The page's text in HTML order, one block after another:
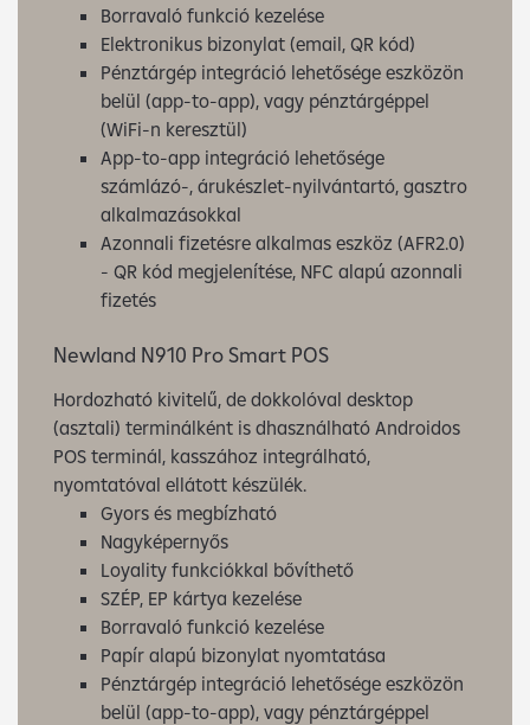
Borravaló funkció kezelése
Elektronikus bizonylat (email, QR kód)
Pénztárgép integráció lehetősége eszközön
belül (app-to-app), vagy pénztárgéppel
(WiFi-n keresztül)
App-to-app integráció lehetősége
számlázó-, árukészlet-nyilvántartó, gasztro
alkalmazásokkal
Azonnali fizetésre alkalmas eszköz (AFR2.0)
- QR kód megjelenítése, NFC alapú azonnali
fizetés
Newland N910 Pro Smart POS
Hordozható kivitelű, de dokkolóval desktop
(asztali) terminálként is dhasználható Androidos
POS terminál, kasszához integrálható,
nyomtatóval ellátott készülék.
Gyors és megbízható
Nagyképernyős
Loyality funkciókkal bővíthető
SZÉP, EP kártya kezelése
Borravaló funkció kezelése
Papír alapú bizonylat nyomtatása
Pénztárgép integráció lehetősége eszközön
belül (app-to-app), vagy pénztárgéppel